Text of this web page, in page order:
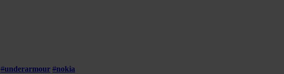
#underarmour #nokia